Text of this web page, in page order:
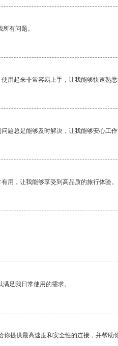
有问题。
用起来非常容易上手，让我能够快速熟
题总是能够及时解决，让我能够安心工
用，让我能够享受到高品质的旅行体验。
足我日常使用的需求。
你提供最高速度和安全性的连接，并帮助